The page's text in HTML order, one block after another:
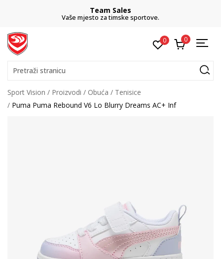
Team Sales
Vaše mjesto za timske sportove.
0 0
Pretraži stranicu
Sport Vision Proizvodi Obuća
Tenisice
Puma Puma Rebound V6 Lo Blurry Dreams AC+ Inf